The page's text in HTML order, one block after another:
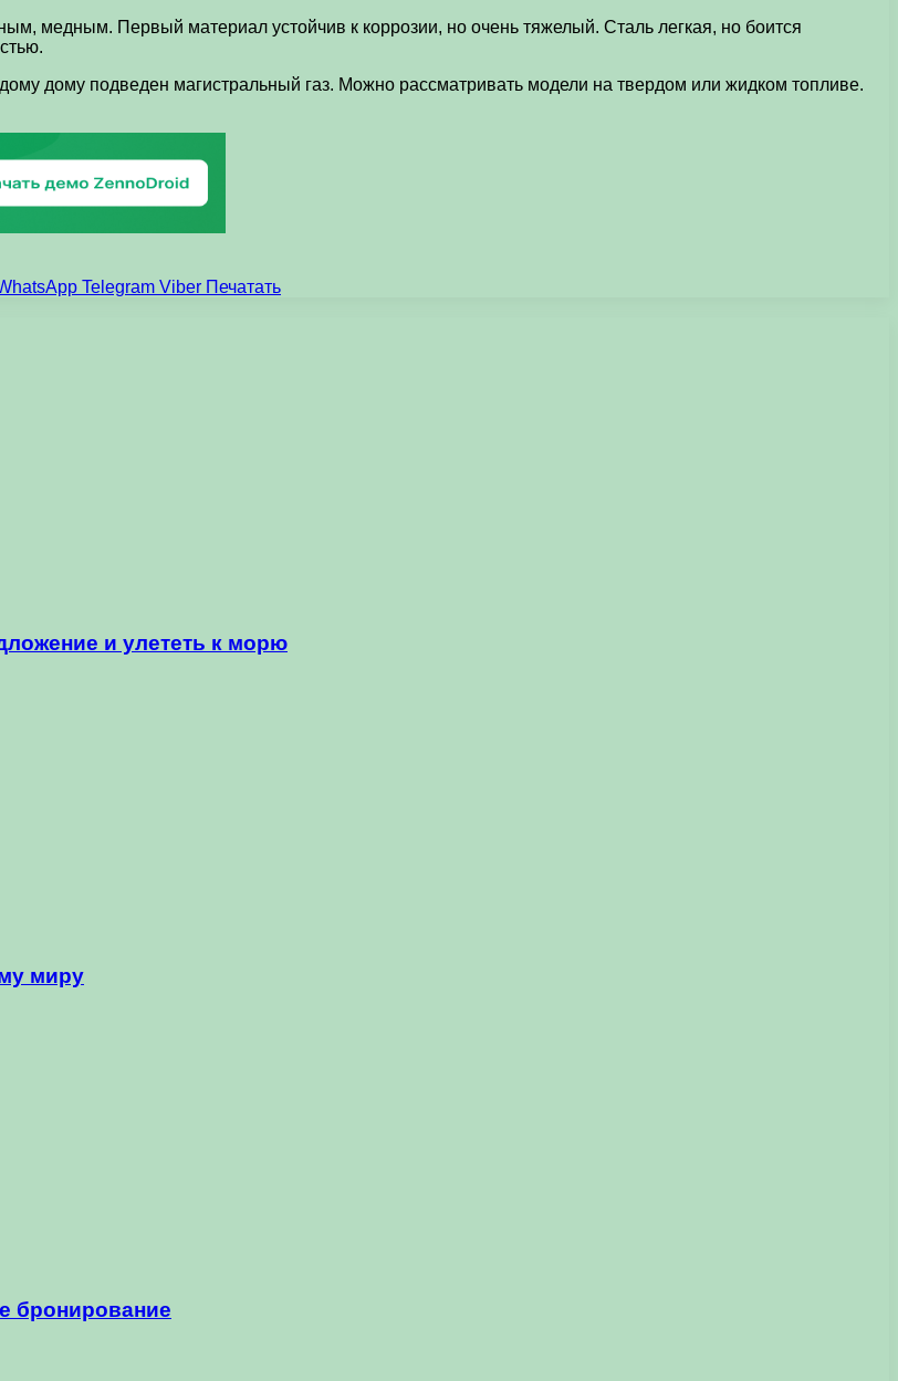
медным. Первый материал устойчив к коррозии, но очень тяжелый. Сталь легкая, но боится
дому подведен магистральный газ. Можно рассматривать модели на твердом или жидком топливе.
Telegram Viber Печатать
и улететь к морю
миру
бронирование